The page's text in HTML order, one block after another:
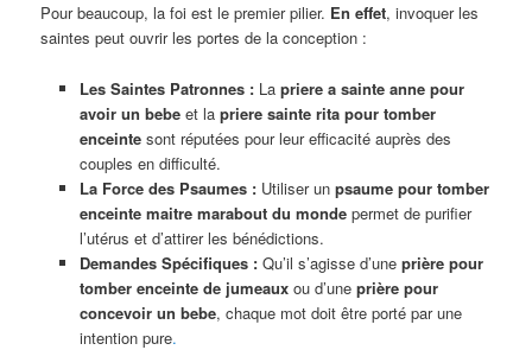
Pour beaucoup, la foi est le premier pilier. En effet, invoquer les
saintes peut ouvrir les portes de la conception :
Les Saintes Patronnes :La priere a sainte anne pour
avoir un bebeet la priere sainte rita pour tomber
enceintesont réputées pour leur efficacité auprès des
couples en difficulté.
La Force des Psaumes :Utiliser un psaume pour tomber
enceinte maitre marabout du mondepermet de purifier
l’utérus et d’attirer les bénédictions.
Demandes Spécifiques :Qu’il s’agisse d’une prière pour
tomber enceinte de jumeauxou d’une prière pour
concevoir un bebe, chaque mot doit être porté par une
intention pure.